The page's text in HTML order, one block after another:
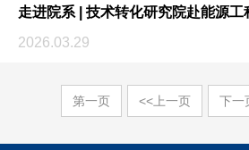
2026.03.29
第一页 <<上一页 下一